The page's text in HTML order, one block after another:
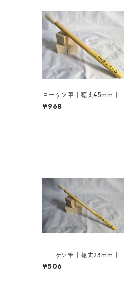
ローケツ筆｜穂丈45mm｜1
2号
¥968
ローケツ筆｜穂丈23mm｜2
号
¥506